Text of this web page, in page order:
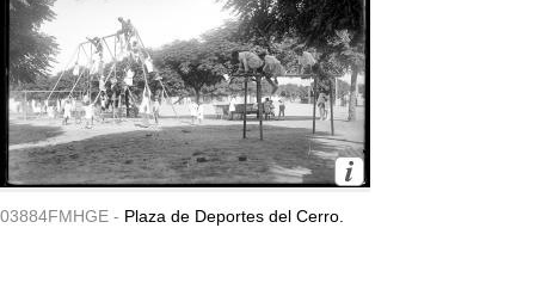
03884FMHGE - Plaza de Deportes del Cerro.